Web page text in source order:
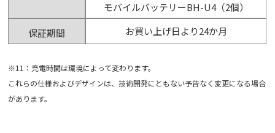
モバイルバッテリーBH-U4（2個）
保証期間
お買い上げ日より24か月
※11：充電時間は環境によって変わります。
これらの仕様およびデザインは、技術開発にともない予告なく変更になる場合
があります。